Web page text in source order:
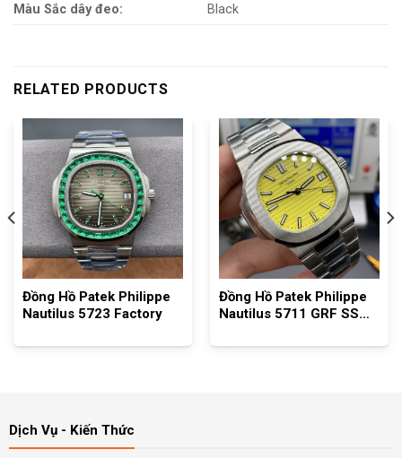
Màu Sắc dây đeo:
Black
RELATED PRODUCTS
Đồng Hồ Patek Philippe
Nautilus 5723 Factory
Đồng Hồ Patek Philippe
Nautilus 5711 GRF SS
SC
Dịch Vụ - Kiến Thức